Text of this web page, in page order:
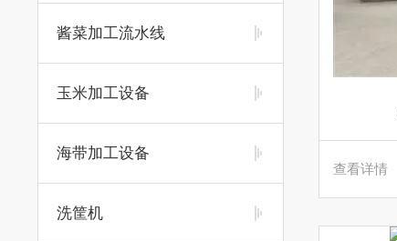
酱菜加工流水线
玉米加工设备
海带加工设备
洗筐机
查看详情